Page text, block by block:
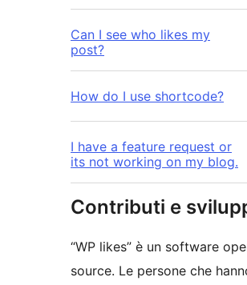
Can I see who likes my
post?
How do I use shortcode?
I have a feature request or
its not working on my blog.
Contributi e
“WP likes” è un software
source. Le persone che